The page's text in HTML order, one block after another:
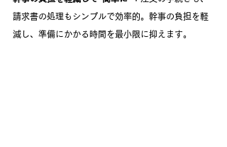
請求書の処理もシンプルで効率的。幹事の負担を軽
減し、準備にかかる時間を最小限に抑えます。